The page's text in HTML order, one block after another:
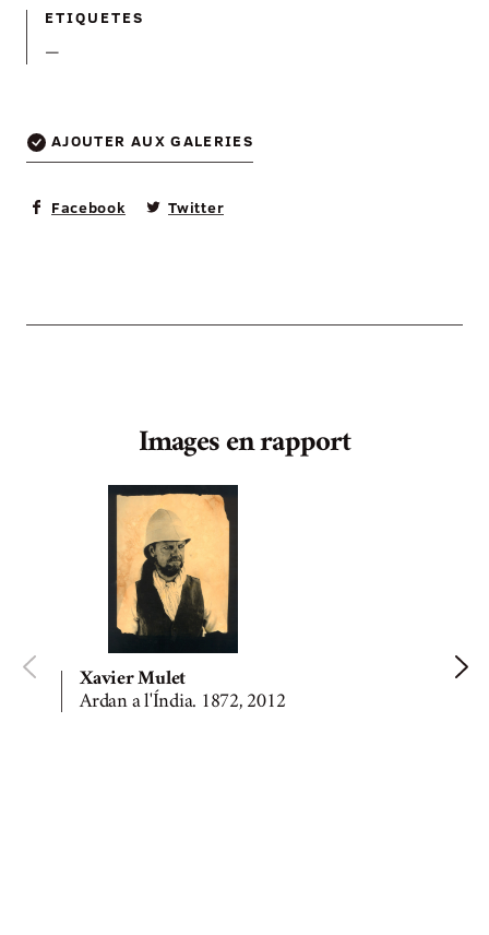
ETIQUETES
—
AJOUTER AUX GALERIES
Facebook Twitter
Images en rapport
Xavier Mulet
Ardan a l'Índia. 1872, 2012